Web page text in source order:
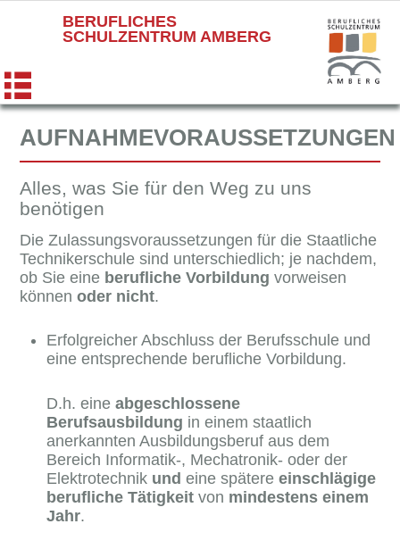
BERUFLICHES
SCHULZENTRUM AMBERG
AUFNAHMEVORAUSSETZUNGEN
Alles, was Sie für den Weg zu uns
benötigen
Die Zulassungsvoraussetzungen für die Staatliche
Technikerschule sind unter­schied­lich; je nachdem,
ob Sie eine berufliche Vorbildung vor­weisen
könnenoder nicht.
Erfolgreicher Abschluss der Berufsschule und
eine entsprechende berufliche Vorbildung.
D.h. eineabgeschlossene
Berufsausbildung in einem staatlich
anerkannten Ausbildungsberuf aus dem
Bereich Informatik-, Mechatronik- oder der
Elektrotechnik und eine spätereeinschlägige
beruf­liche Tätigkeit von mindestens einem
Jahr.